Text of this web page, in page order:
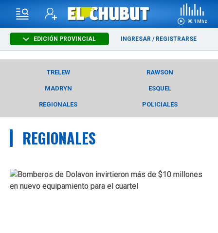
90.1 Mhz
EDICIÓN PROVINCIAL INGRESAR / REGISTRARSE
TRELEW RAWSON
MADRYN ESQUEL
REGIONALES POLICIALES
REGIONALES